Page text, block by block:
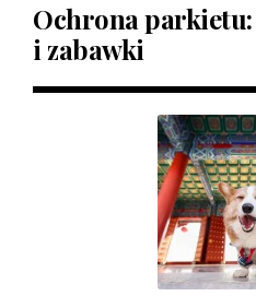
Ochrona
i zabawki